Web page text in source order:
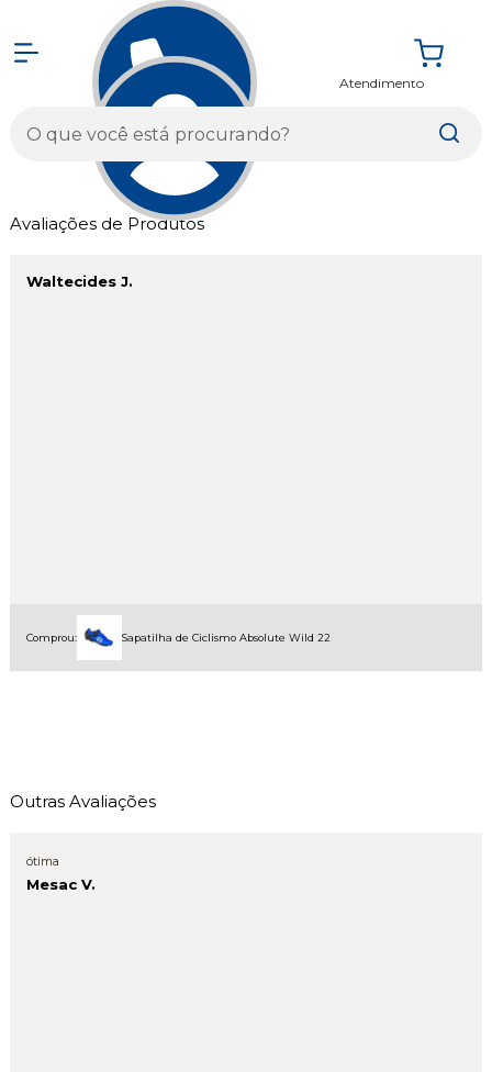
Atendimento
Avaliações de Produtos
Waltecides J.
Comprou: Sapatilha de Ciclismo Absolute Wild 22
Outras Avaliações
ótima
Mesac V.